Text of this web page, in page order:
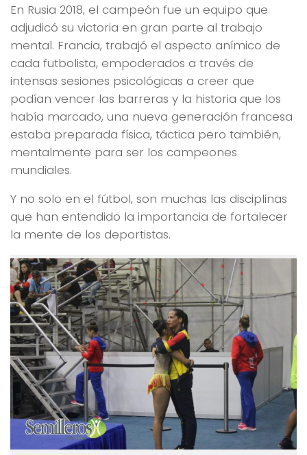
En Rusia 2018, el campeón fue un equipo que
adjudicó su victoria en gran parte al trabajo
mental. Francia, trabajó el aspecto anímico de
cada futbolista, empoderados a través de
intensas sesiones psicológicas a creer que
podían vencer las barreras y la historia que los
había marcado, una nueva generación francesa
estaba preparada física, táctica pero también,
mentalmente para ser los campeones
mundiales.
Y no solo en el fútbol, son muchas las disciplinas
que han entendido la importancia de fortalecer
la mente de los deportistas.